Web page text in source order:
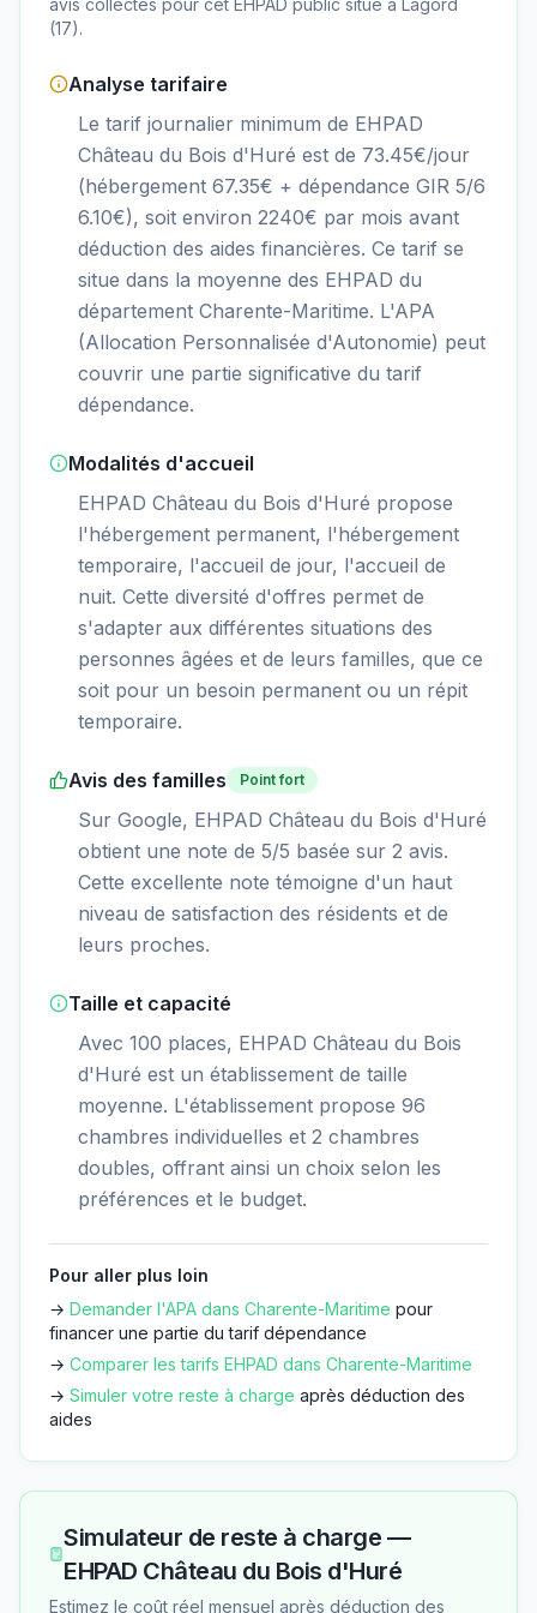
avis collectés pour cet EHPAD public situé à Lagord
(17).
Analyse tarifaire
Le tarif journalier minimum de EHPAD
Château du Bois d'Huré est de 73.45€/jour
(hébergement 67.35€ + dépendance GIR 5/6
6.10€), soit environ 2240€ par mois avant
déduction des aides financières. Ce tarif se
situe dans la moyenne des EHPAD du
département Charente-Maritime. L'APA
(Allocation Personnalisée d'Autonomie) peut
couvrir une partie significative du tarif
dépendance.
Modalités d'accueil
EHPAD Château du Bois d'Huré propose
l'hébergement permanent, l'hébergement
temporaire, l'accueil de jour, l'accueil de
nuit. Cette diversité d'offres permet de
s'adapter aux différentes situations des
personnes âgées et de leurs familles, que ce
soit pour un besoin permanent ou un répit
temporaire.
Avis des familles Point fort
Sur Google, EHPAD Château du Bois d'Huré
obtient une note de 5/5 basée sur 2 avis.
Cette excellente note témoigne d'un haut
niveau de satisfaction des résidents et de
leurs proches.
Taille et capacité
Avec 100 places, EHPAD Château du Bois
d'Huré est un établissement de taille
moyenne. L'établissement propose 96
chambres individuelles et 2 chambres
doubles, offrant ainsi un choix selon les
préférences et le budget.
Pour aller plus loin
→ Demander l'APA dans Charente-Maritime pour
financer une partie du tarif dépendance
→ Comparer les tarifs EHPAD dans Charente-Maritime
→ Simuler votre reste à charge après déduction des
aides
Simulateur de reste à charge —
EHPAD Château du Bois d'Huré
Estimez le coût réel mensuel après déduction des